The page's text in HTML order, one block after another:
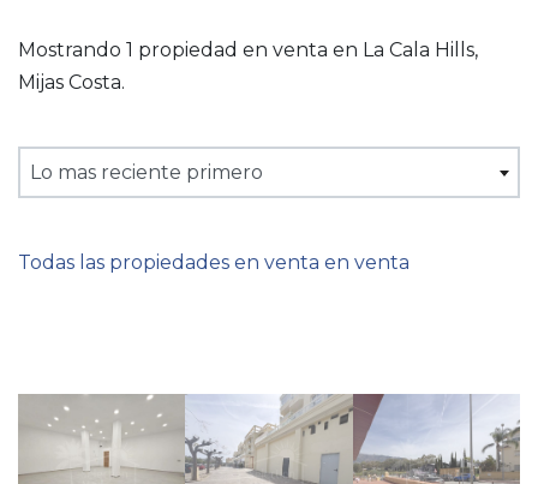
Mostrando 1 propiedad en venta en La Cala Hills,
Mijas Costa.
Lo mas reciente primero
Todas las propiedades en venta en venta